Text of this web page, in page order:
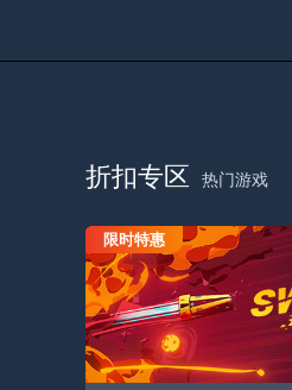
折扣专区 热门游戏
飞剑快艇
限时特惠